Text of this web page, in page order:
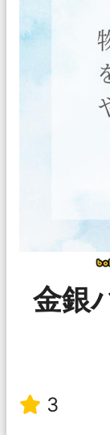
金銀
3